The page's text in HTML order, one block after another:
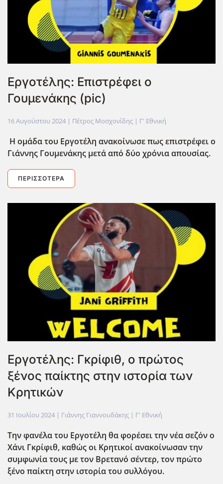
Εργοτέλης: Επιστρέφει ο
Γουμενάκης (pic)
16 Αυγούστου 2024 | Πέτρος Μοσχονίδης | Γ' Εθνική
Η ομάδα του Εργοτέλη ανακοίνωσε πως επιστρέφει ο
Γιάννης Γουμενάκης μετά από δύο χρόνια απουσίας.
ΠΕΡΙΣΣΌΤΕΡΑ
Εργοτέλης: Γκρίφιθ, ο πρώτος
ξένος παίκτης στην ιστορία των
Κρητικών
31 Ιουλίου 2024 | Γιάννης Γιαννουδάκης | Γ' Εθνική
Την φανέλα του Εργοτέλη θα φορέσει την νέα σεζόν ο
Χάνι Γκρίφιθ, καθώς οι Κρητικοί ανακοίνωσαν την
συμφωνία τους με τον Βρετανό σέντερ, τον πρώτο
ξένο παίκτη στην ιστορία του συλλόγου.